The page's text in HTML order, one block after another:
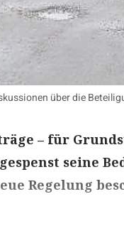
über die
– für
seine
Regelung